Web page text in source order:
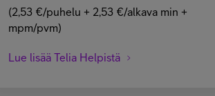
(2,53 €/puhelu + 2,53 €/alkava min +
mpm/pvm)
Lue lisää Telia Helpistä